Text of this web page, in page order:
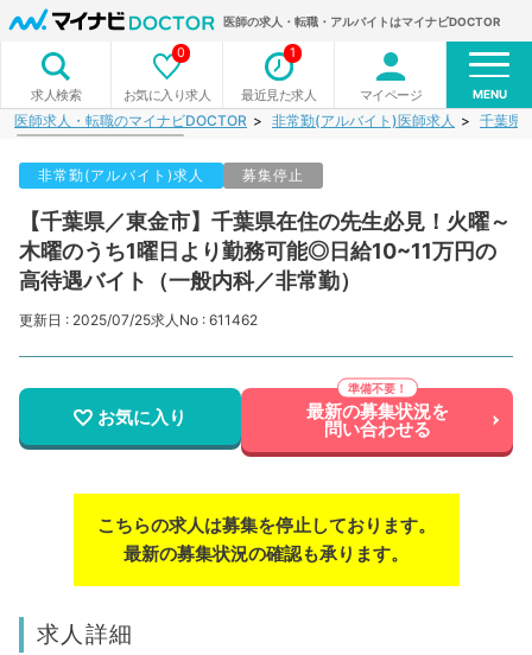
医師の求人・転職・アルバイトはマイナビDOCTOR
求人検索 お気に入り求人
0
最近見た求人
1
マイページ MENU
医師求人・転職のマイナビDOCTOR 非常勤(アルバイト)医師求人 千葉県
非常勤(アルバイト)求人 募集停止
【千葉県／東金市】千葉県在住の先生必見！火曜～
木曜のうち1曜日より勤務可能◎日給10~11万円の
高待遇バイト（一般内科／非常勤）
更新日 : 2025/07/25求人No : 611462
お気に入り 最新の募集状況を
問い合わせる
こちらの求人は募集を停止しております。
最新の募集状況の確認も承ります。
求人詳細